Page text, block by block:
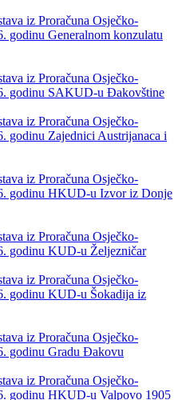
iz Proračuna Osječko-
godinu Generalnom konzulatu
iz Proračuna Osječko-
godinu SAKUD-u Đakovštine
iz Proračuna Osječko-
godinu Zajednici Austrijanaca i
iz Proračuna Osječko-
godinu HKUD-u Izvor iz Donje
iz Proračuna Osječko-
godinu KUD-u Željezničar
iz Proračuna Osječko-
godinu KUD-u Šokadija iz
iz Proračuna Osječko-
godinu Gradu Đakovu
iz Proračuna Osječko-
godinu HKUD-u Valpovo 1905